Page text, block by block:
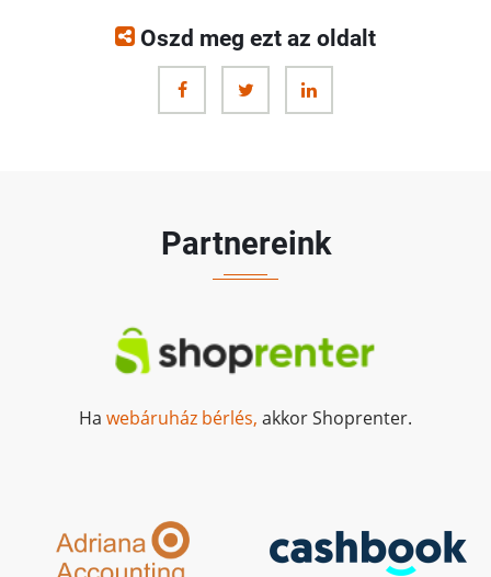
Oszd meg ezt az oldalt
Partnereink
Ha webáruház bérlés, akkor Shoprenter.